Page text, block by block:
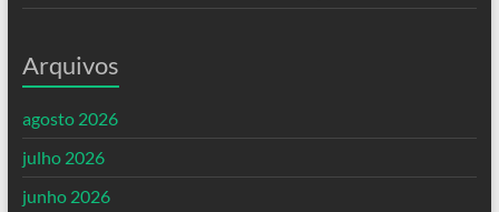
Arquivos
agosto 2026
julho 2026
junho 2026